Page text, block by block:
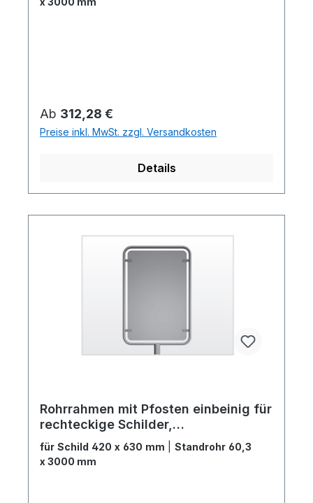
Regulärer Preis:
Ab 312,28 €
Preise inkl. MwSt. zzgl. Versandkosten
Details
Rohrrahmen mit Pfosten einbeinig für
rechteckige Schilder,
Verkehrszeichen Ho...
für Schild 420 x 630 mm
Standrohr 60,3
x 3000 mm